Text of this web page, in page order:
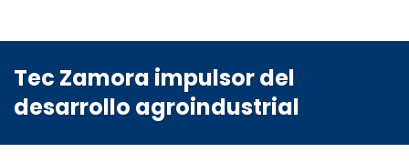
Tec Zamora impulsor del
desarrollo agroindustrial